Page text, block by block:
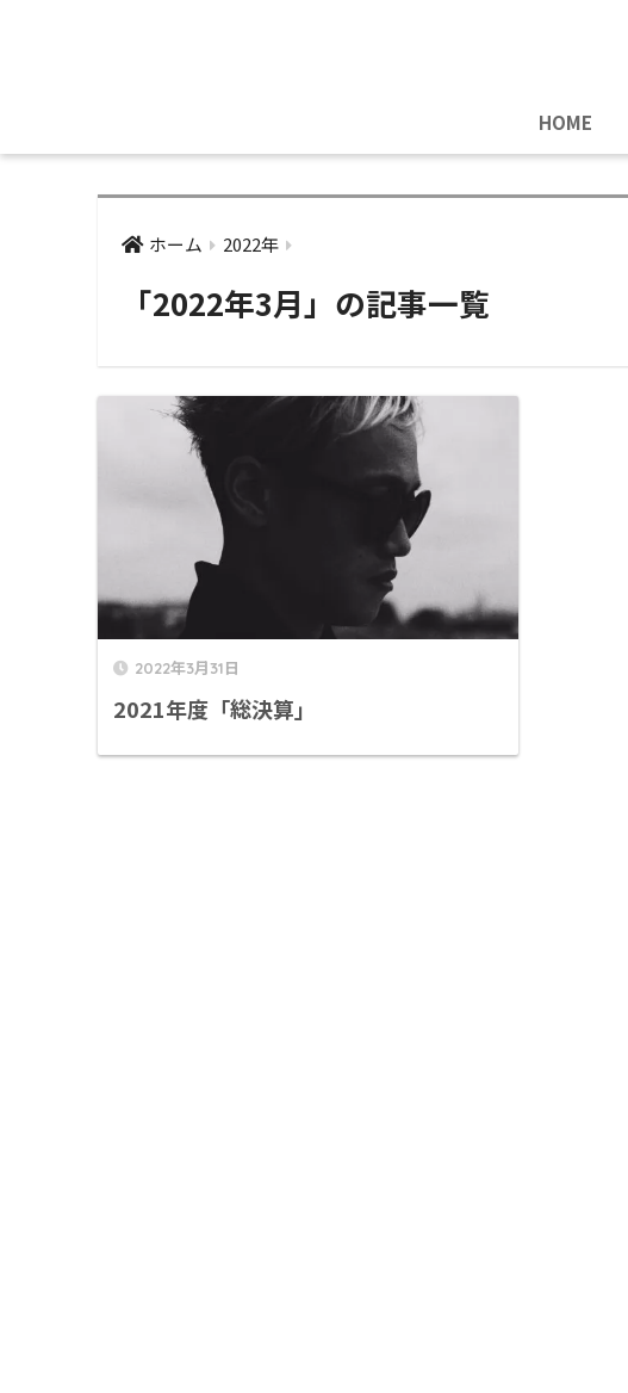
HOME
ホーム 2022年
「2022年3月」の記事一覧
2022年3月31日
2021年度「総決算」